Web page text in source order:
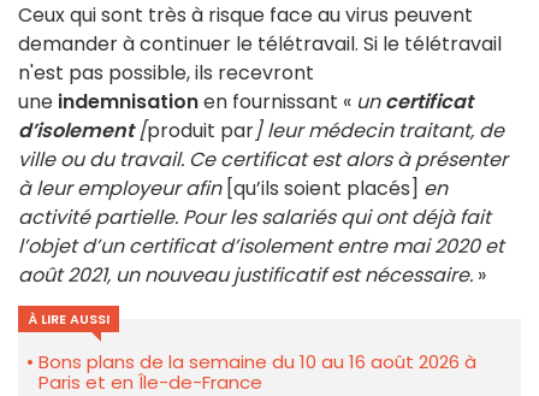
Ceux qui sont très à risque face au virus peuvent
demander à continuer le télétravail. Si le télétravail
n'est pas possible, ils recevront
une indemnisationen fournissant « uncertificat
d’isolement[produit par] leur médecin traitant, de
ville ou du travail. Ce certificat est alors à présenter
à leur employeur afin [qu’ils soient placés] en
activité partielle. Pour les salariés qui ont déjà fait
l’objet d’un certificat d’isolement entre mai 2020 et
août 2021, un nouveau justificatif est nécessaire. »
À LIRE AUSSI
Bons plans de la semaine du 10 au 16 août 2026 à
Paris et en Île-de-France